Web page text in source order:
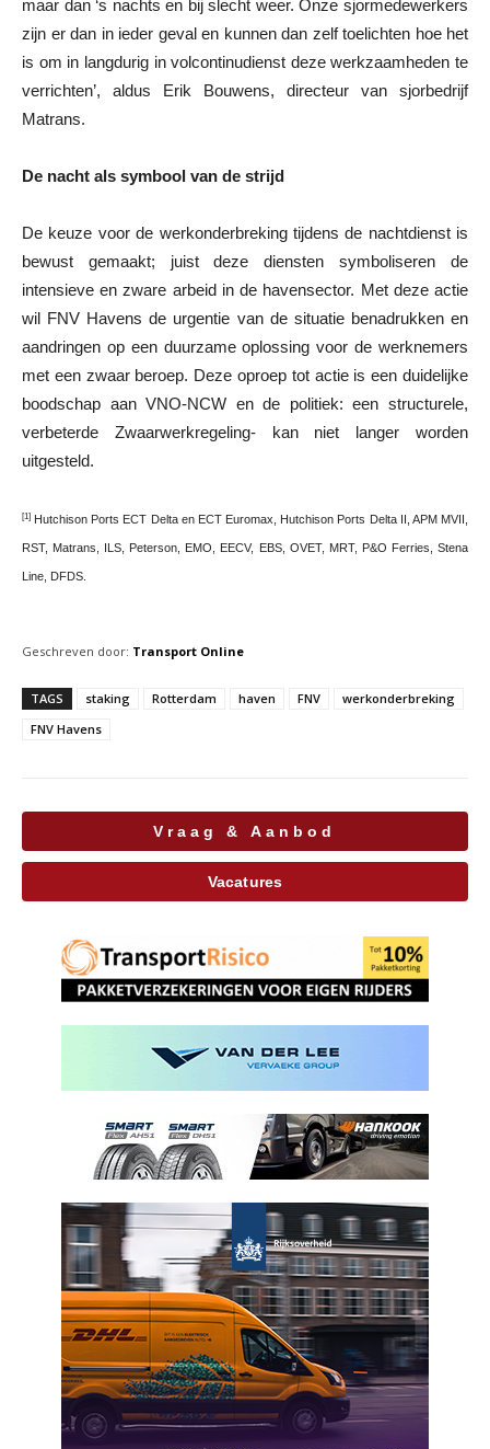
maar dan ‘s nachts en bij slecht weer. Onze sjormedewerkers
zijn er dan in ieder geval en kunnen dan zelf toelichten hoe het
is om in langdurig in volcontinudienst deze werkzaamheden te
verrichten’, aldus Erik Bouwens, directeur van sjorbedrijf
Matrans.
De nacht als symbool van de strijd
De keuze voor de werkonderbreking tijdens de nachtdienst is
bewust gemaakt; juist deze diensten symboliseren de
intensieve en zware arbeid in de havensector. Met deze actie
wil FNV Havens de urgentie van de situatie benadrukken en
aandringen op een duurzame oplossing voor de werknemers
met een zwaar beroep. Deze oproep tot actie is een duidelijke
boodschap aan VNO-NCW en de politiek: een structurele,
verbeterde Zwaarwerkregeling- kan niet langer worden
uitgesteld.
[1] Hutchison Ports ECT Delta en ECT Euromax, Hutchison Ports Delta II, APM MVII,
RST, Matrans, ILS, Peterson, EMO, EECV, EBS, OVET, MRT, P&O Ferries, Stena
Line, DFDS.
Geschreven door: Transport Online
TAGS staking Rotterdam haven FNV
werkonderbreking
FNV Havens
Vraag & Aanbod
Vacatures